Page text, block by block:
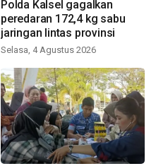
Polda Kalsel gagalkan
peredaran 172,4 kg sabu
jaringan lintas provinsi
Selasa, 4 Agustus 2026